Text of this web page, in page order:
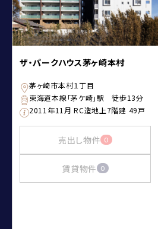
ザ・パークハウス茅ヶ崎本村
茅ヶ崎市本村１丁目
東海道本線「茅ケ崎」駅 徒歩13分
2011年11月 RC造地上7階建 49戸
売出し物件 0
賃貸物件 0